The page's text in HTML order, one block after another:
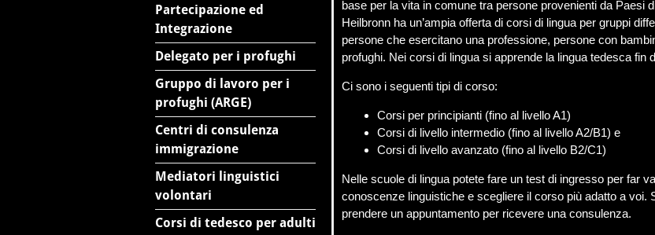
Partecipazione ed
Integrazione
Delegato per i profughi
Gruppo di lavoro per i
profughi (ARGE)
Centri di consulenza
immigrazione
Mediatori linguistici
volontari
Corsi di tedesco per adulti
base per la vita in comune tra persone provenienti da Paesi
Heilbronn ha un’ampia offerta di corsi di lingua per gruppi
persone che esercitano una professione, persone con
profughi. Nei corsi di lingua si apprende la lingua tedesca fin
Ci sono i seguenti tipi di corso:
Corsi per principianti (fino al livello A1)
Corsi di livello intermedio (fino al livello A2/B1) e
Corsi di livello avanzato (fino al livello B2/C1)
Nelle scuole di lingua potete fare un test di ingresso per far
conoscenze linguistiche e scegliere il corso più adatto a voi.
prendere un appuntamento per ricevere una consulenza.